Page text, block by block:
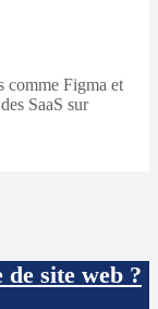
comme Figma et
SaaS sur
site web ?